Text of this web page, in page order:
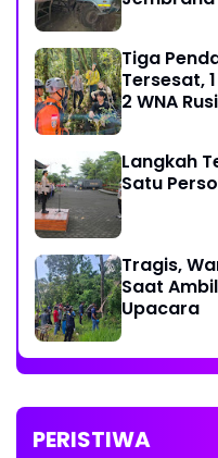
Tiga
Tersesat,
2 WNA
Langkah
Satu
Tragis,
Saat
Upacara
PERISTIWA